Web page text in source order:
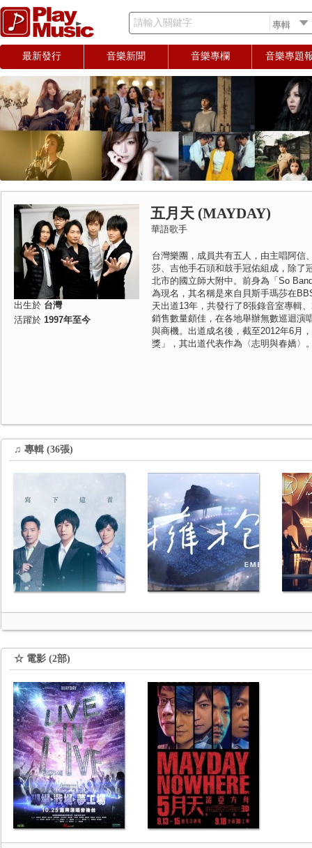
請輸入關鍵字
最新發行 音樂新聞 音樂專欄 音樂專題
出生於 台灣
活躍於 1997年至今
五月天 (MAYDAY)
華語歌手
台灣樂團，成員共有五人，由主唱阿信
莎、吉他手石頭和鼓手冠佑組成，除了
北市的國立師大附中。前身為「So
為現名，其名稱是來自貝斯手瑪莎在
天出道13年，共發行了8張錄音室專輯
銷售數量頗佳，在各地舉辦無數巡迴演
與商機。出道成名後，截至2012年6月
獎」，其出道代表作為〈志明與春嬌〉
♫ 專輯 (36張)
☆ 電影 (2部)